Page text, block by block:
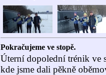
Pokračujeme ve stopě.
Úterní dopolední trénik ve
kde jsme dali pěkně